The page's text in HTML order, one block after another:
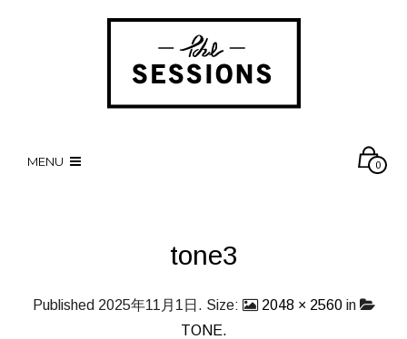
MENU 0
tone3
Published 2025年11月1日 . Size: 2048 × 2560in
TONE.